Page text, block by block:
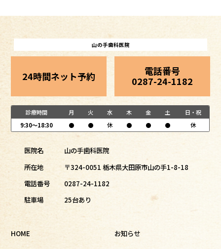
山の手歯科医院
24時間ネット予約
電話番号
0287-24-1182
診療時間 月 火 水 木 金 土
日・祝
9:30～18:30
● ● 休 ● ● ● 休
医院名
山の手歯科医院
所在地
〒324-0051 栃木県大田原市山の手1-8-18
電話番号
0287-24-1182
駐車場
25台あり
HOME お知らせ